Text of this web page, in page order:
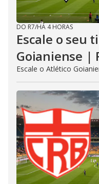
DO R7/HÁ 4 HORAS
Escale o seu
Goianiense |
Escale o Atlético